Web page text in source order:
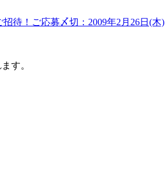
待！ご応募〆切：2009年2月26日(木)
す。